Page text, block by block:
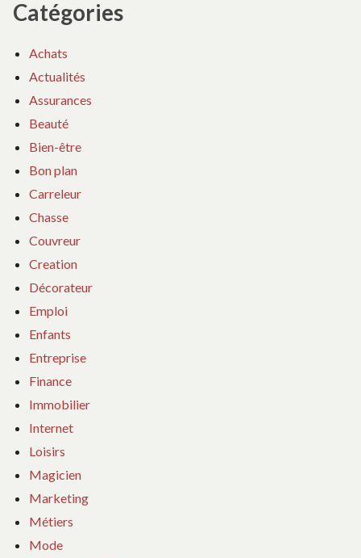
Catégories
Achats
Actualités
Assurances
Beauté
Bien-être
Bon plan
Carreleur
Chasse
Couvreur
Creation
Décorateur
Emploi
Enfants
Entreprise
Finance
Immobilier
Internet
Loisirs
Magicien
Marketing
Métiers
Mode